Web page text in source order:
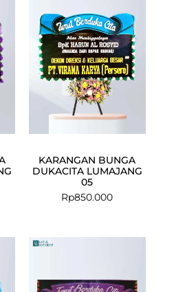
KARANGAN BUNGA
DUKACITA LUMAJANG
05
Rp850.000